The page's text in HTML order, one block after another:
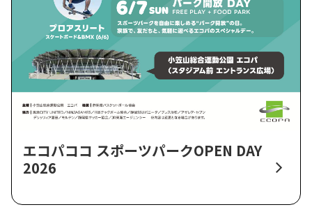
エコパココ スポーツパークOPEN DAY
2026